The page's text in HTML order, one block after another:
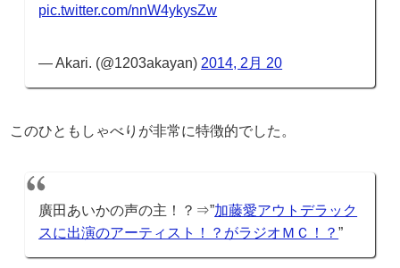
pic.twitter.com/nnW4ykysZw
— Akari. (@1203akayan) 2014, 2月 20
このひともしゃべりが非常に特徴的でした。
廣田あいかの声の主！？⇒”加藤愛アウトデラック
スに出演のアーティスト！？がラジオＭＣ！？”